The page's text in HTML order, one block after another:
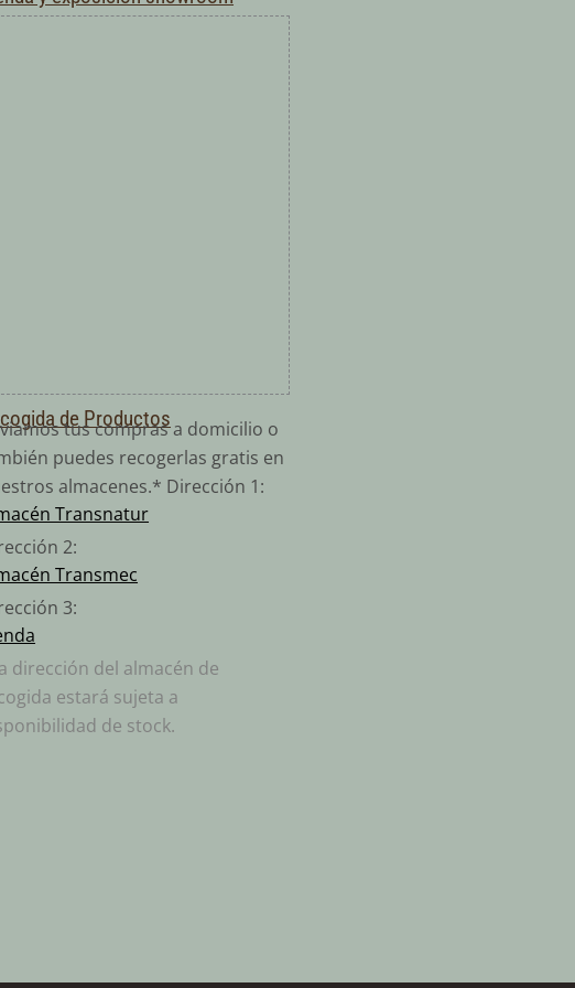
de Productos
tus compras a domicilio o
puedes recogerlas gratis en
almacenes.* Dirección 1:
Transnatur
2:
Transmec
3:
dirección del almacén de
estará sujeta a
de stock.